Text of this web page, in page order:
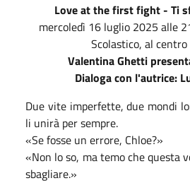
Love at the first fight - Ti
mercoledì 16 luglio 2025 alle
Scolastico, al
Valentina Ghetti
Dialoga con l'autrice:
Due vite imperfette, due mondi
li unirà per sempre.
«Se fosse un errore, Chloe?»
«Non lo so, ma temo che questa
sbagliare.»